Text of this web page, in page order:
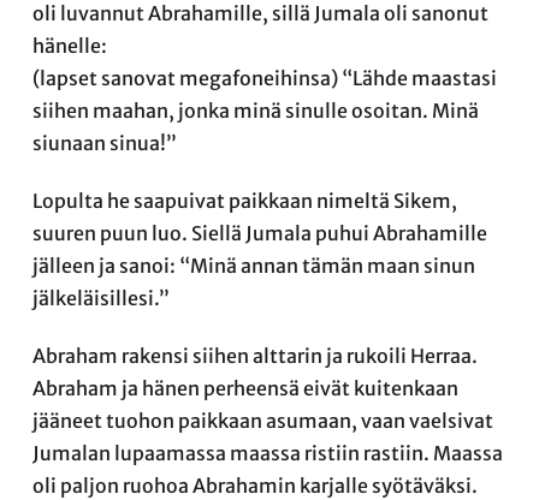
oli luvannut Abrahamille, sillä Jumala oli sanonut
hänelle:
(lapset sanovat megafoneihinsa) “Lähde maastasi
siihen maahan, jonka minä sinulle osoitan. Minä
siunaan sinua!”
Lopulta he saapuivat paikkaan nimeltä Sikem,
suuren puun luo. Siellä Jumala puhui Abrahamille
jälleen ja sanoi: “Minä annan tämän maan sinun
jälkeläisillesi.”
Abraham rakensi siihen alttarin ja rukoili Herraa.
Abraham ja hänen perheensä eivät kuitenkaan
jääneet tuohon paikkaan asumaan, vaan vaelsivat
Jumalan lupaamassa maassa ristiin rastiin. Maassa
oli paljon ruohoa Abrahamin karjalle syötäväksi.